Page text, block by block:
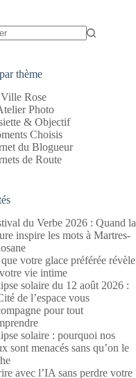
thème
Rose
Photo
& Objectif
Choisis
du Blogueur
de Route
du Verbe 2026 : Quand la
inspire les mots à Martres-
votre glace préférée révèle
vie intime
solaire du 12 août 2026 :
de l’espace vous
pour tout
solaire : pourquoi nos
sont menacés sans qu’on le
avec l’IA sans perdre votre